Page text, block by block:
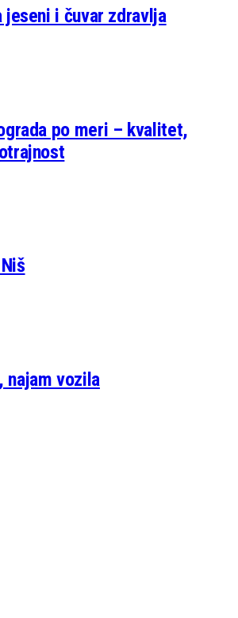
jeseni i čuvar zdravlja
po meri – kvalitet,
najam vozila